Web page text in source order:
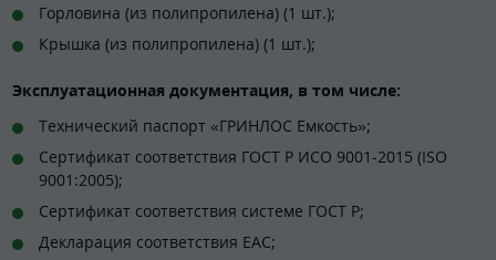
Горловина (из полипропилена) (1 шт.);
Крышка (из полипропилена) (1 шт.);
Эксплуатационная документация, в том числе:
Технический паспорт «ГРИНЛОС Емкость»;
Сертификат соответствия ГОСТ Р ИСО 9001-2015 (ISO
9001:2005);
Сертификат соответствия системе ГОСТ Р;
Декларация соответствия EAC;